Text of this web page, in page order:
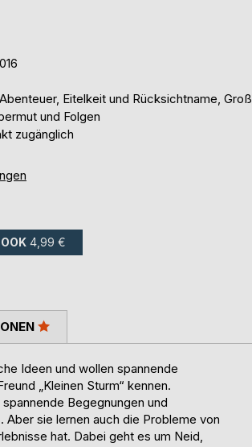
Eitelkeit und Rücksichtname, Groß
und Folgen
zugänglich
4,99 €
Ideen und wollen spannende
„Kleinen Sturm“ kennen.
Begegnungen und
Aber sie lernen auch die Probleme von
hat. Dabei geht es um Neid,